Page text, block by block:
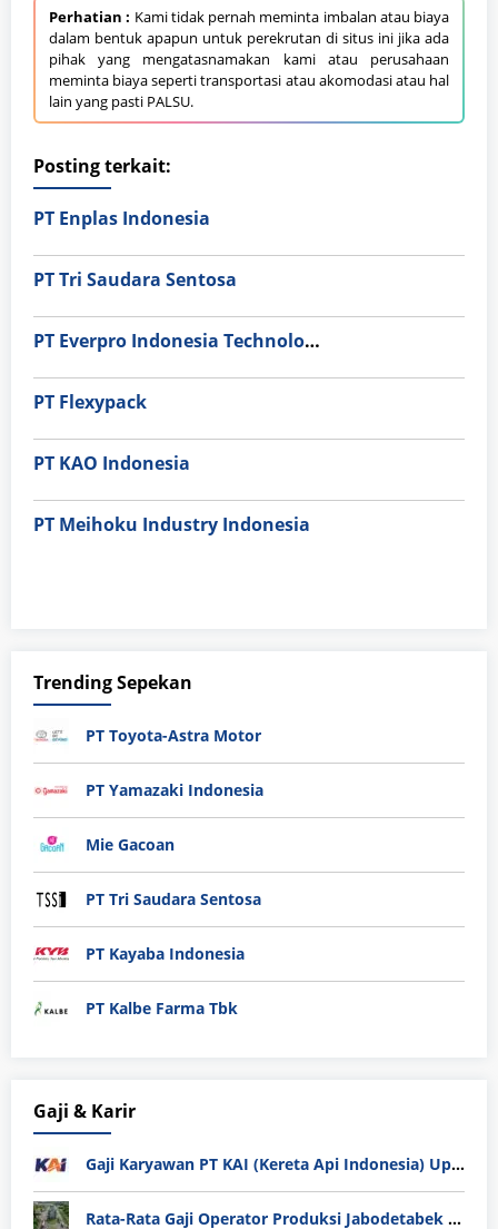
Perhatian : Kami tidak pernah meminta imbalan atau biaya
dalam bentuk apapun untuk perekrutan di situs ini jika ada
pihak yang mengatasnamakan kami atau perusahaan
meminta biaya seperti transportasi atau akomodasi atau hal
lain yang pasti PALSU.
Posting terkait:
PT Enplas Indonesia
PT Tri Saudara Sentosa
PT Everpro Indonesia Technologies
PT Flexypack
PT KAO Indonesia
PT Meihoku Industry Indonesia
Trending Sepekan
PT Toyota-Astra Motor
PT Yamazaki Indonesia
Mie Gacoan
PT Tri Saudara Sentosa
PT Kayaba Indonesia
PT Kalbe Farma Tbk
Gaji & Karir
Gaji Karyawan PT KAI (Kereta Api Indonesia) Update 2025
Rata-Rata Gaji Operator Produksi Jabodetabek 2025: Bedah Tuntas UMK, Lemburan, dan Realita Hidup Buruh